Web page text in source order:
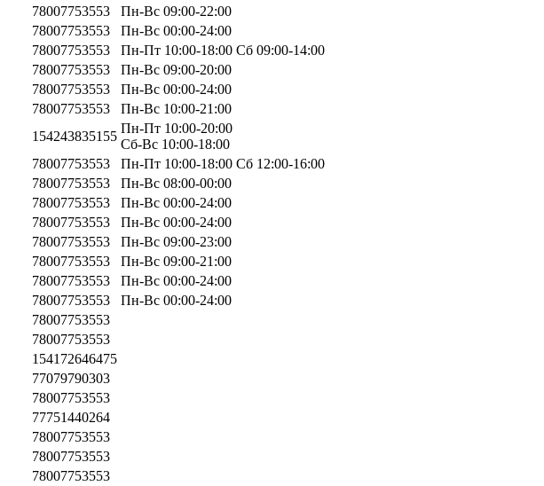
78007753553
Пн-Вс 09:00-22:00
78007753553
Пн-Вс 00:00-24:00
78007753553
Пн-Пт 10:00-18:00 Сб 09:00-14:00
78007753553
Пн-Вс 09:00-20:00
78007753553
Пн-Вс 00:00-24:00
78007753553
Пн-Вс 10:00-21:00
154243835155
Пн-Пт 10:00-20:00
Сб-Вс 10:00-18:00
78007753553
Пн-Пт 10:00-18:00 Сб 12:00-16:00
78007753553
Пн-Вс 08:00-00:00
78007753553
Пн-Вс 00:00-24:00
78007753553
Пн-Вс 00:00-24:00
78007753553
Пн-Вс 09:00-23:00
78007753553
Пн-Вс 09:00-21:00
78007753553
Пн-Вс 00:00-24:00
78007753553
Пн-Вс 00:00-24:00
78007753553
78007753553
154172646475
77079790303
78007753553
77751440264
78007753553
78007753553
78007753553